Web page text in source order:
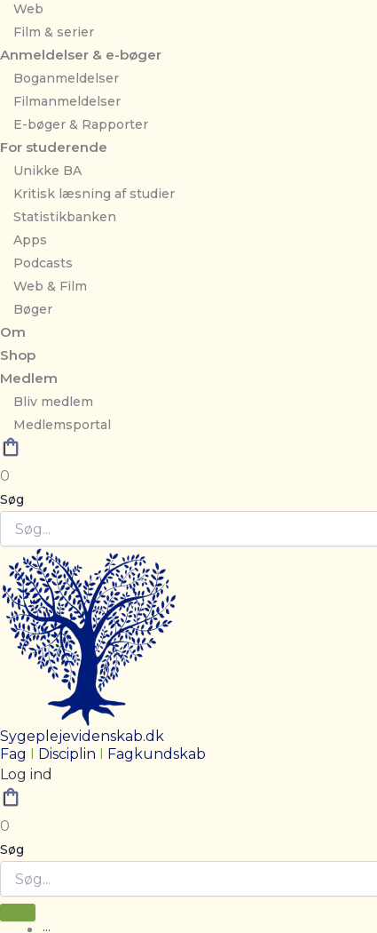
Web
Film & serier
Anmeldelser & e-bøger
Boganmeldelser
Filmanmeldelser
E-bøger & Rapporter
For studerende
Unikke BA
Kritisk læsning af studier
Statistikbanken
Apps
Podcasts
Web & Film
Bøger
Om
Shop
Medlem
Bliv medlem
Medlemsportal
0
Søg
Sygeplejevidenskab.dk
Fag I Disciplin I Fagkundskab
Log ind
0
Søg